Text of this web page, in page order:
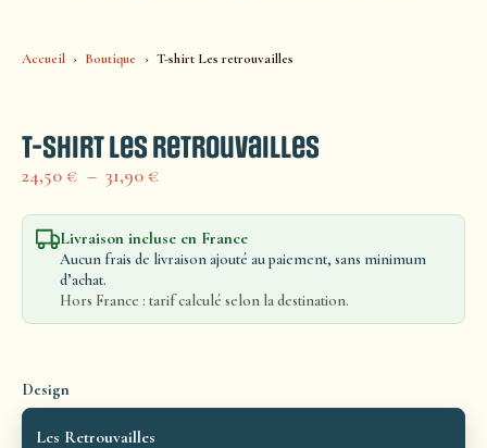
Accueil Boutique T-shirt Les retrouvailles
T-shirt Les retrouvailles
24,50€ – 31,90€
Livraison incluse en France
Aucun frais de livraison ajouté au paiement, sans minimum
d’achat.
Hors France : tarif calculé selon la destination.
Design
Les Retrouvailles